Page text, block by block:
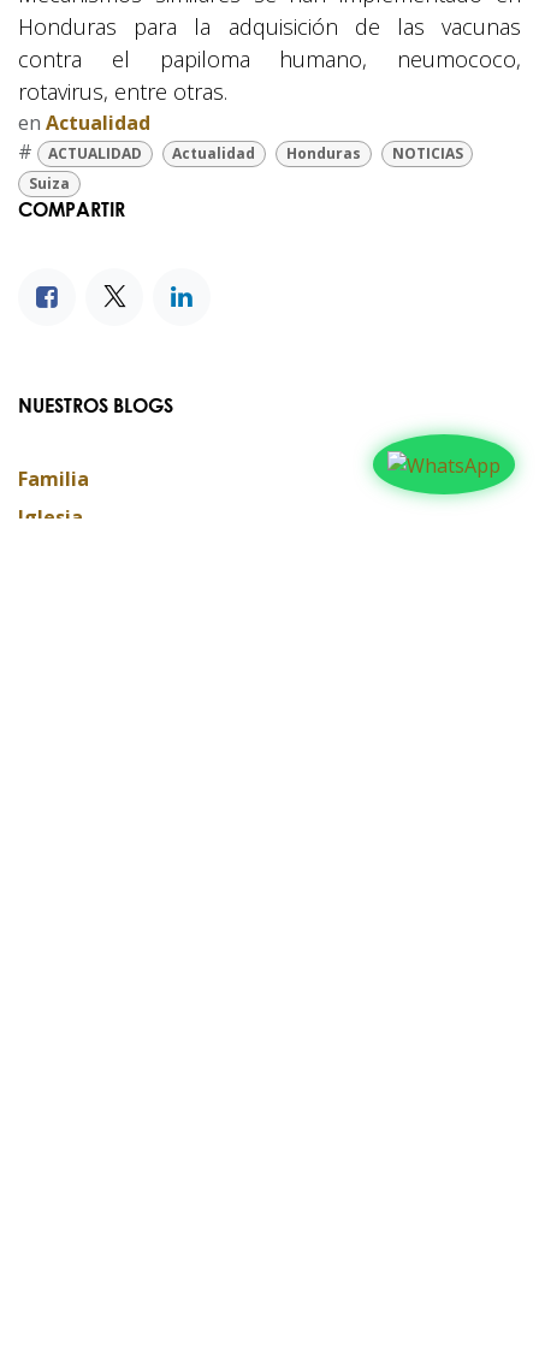
Honduras para la adquisición de las vacunas
contra el papiloma humano, neumococo,
rotavirus, entre otras.
en Actualidad
#
ACTUALIDAD Actualidad Honduras
NOTICIAS
Suiza
COMPARTIR
NUESTROS BLOGS
Familia
Iglesia